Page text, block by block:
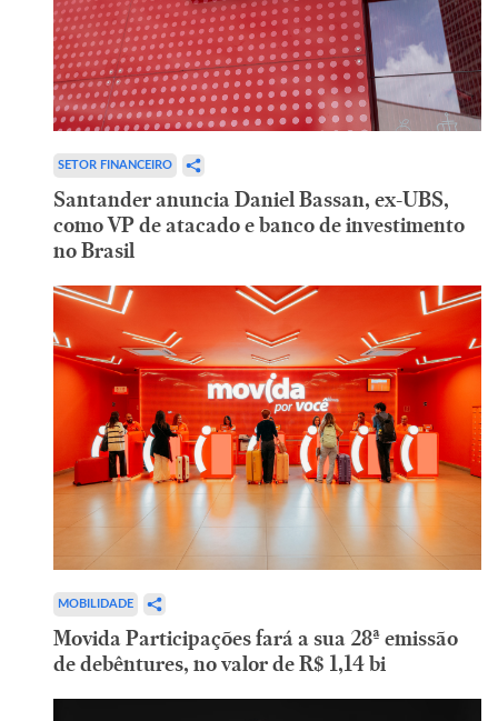
SETOR FINANCEIRO
Santander anuncia Daniel Bassan, ex-UBS,
como VP de atacado e banco de investimento
no Brasil
MOBILIDADE
Movida Participações fará a sua 28ª emissão
de debêntures, no valor de R$ 1,14 bi